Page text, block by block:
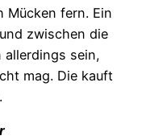
Mücken fern. Ein
zwischen die
allerdings sein,
mag. Die kauft